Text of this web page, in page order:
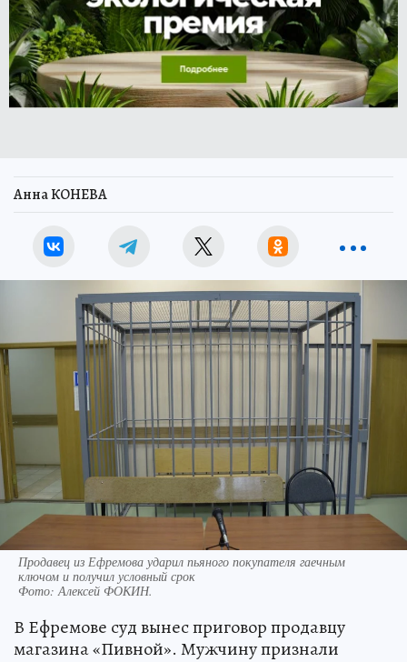
Анна КОНЕВА
Продавец из Ефремова ударил пьяного покупателя гаечным
ключом и получил условный срок
Фото:Алексей ФОКИН.
В Ефремове суд вынес приговор продавцу
магазина «Пивной». Мужчину признали